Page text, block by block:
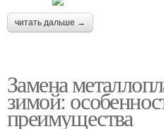
читать дальше →
Замена
зимой:
преимущества